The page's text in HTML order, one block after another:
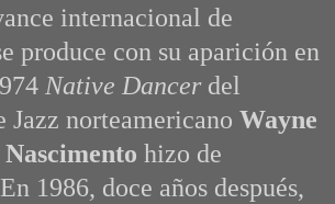
internacional de
produce con su aparición en
Native Dancerdel
Jazz norteamericano Wayne
Nascimento hizo de
1986, doce años después,